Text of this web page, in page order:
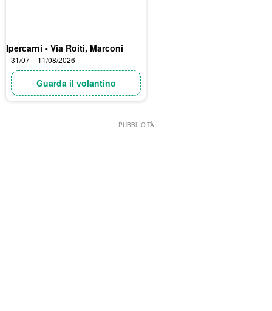
Ipercarni - Via Roiti, Marconi
31/07 – 11/08/2026
Guarda il volantino
PUBBLICITÀ